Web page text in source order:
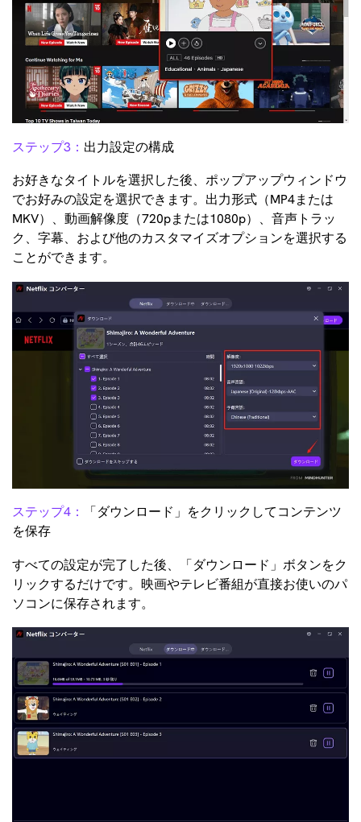
ステップ3： 出力設定の構成
お好きなタイトルを選択した後、ポップアップウィンドウ
でお好みの設定を選択できます。出力形式（MP4または
MKV）、動画解像度（720pまたは1080p）、音声トラッ
ク、字幕、および他のカスタマイズオプションを選択する
ことができます。
ステップ4：
「ダウンロード」をクリックしてコンテンツ
を保存
すべての設定が完了した後、「ダウンロード」ボタンをク
リックするだけです。映画やテレビ番組が直接お使いのパ
ソコンに保存されます。